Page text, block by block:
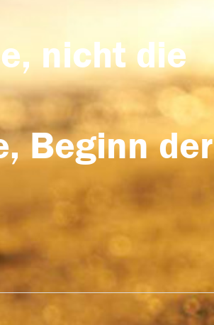
nicht die
Beginn der